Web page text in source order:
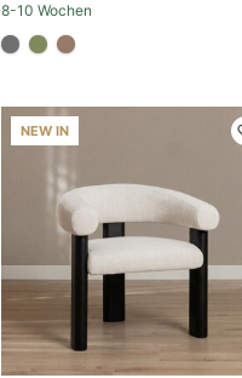
8-10 Wochen
#707070
#808a5d
#967b6a
NEW IN